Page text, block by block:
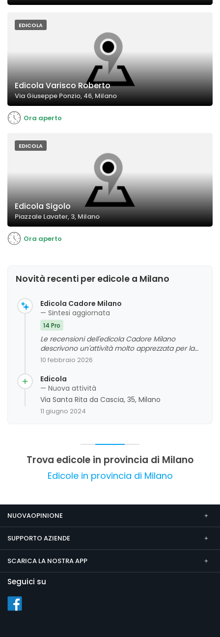
EDICOLA
Edicola Varisco Roberto
Via Giuseppe Ponzio, 46, Milano
Ora aperto
EDICOLA
Edicola Sigolo
Piazzale Lavater, 3, Milano
Ora aperto
Novità recenti per edicole a Milano
Edicola Cadore Milano
— Sintesi aggiornata
14 Pro
Le recensioni dell'edicola Cadore Milano
descrivono un'attività molto apprezzata per la
sua varietà di pubblicazioni, l'atmosfera
evidenzia principalmente la cortesia, la
professionalità e la disponibilità del personale, in
particolare del titolare Massimo, considerato
una risorsa per il quartiere. Sono stati riscontrati
pochi aspetti da migliorare, con alcuni
competenza del personale, che contribuiscono
10 febbraio 2026
Edicola
— Nuova attività
Via Santa Rita da Cascia, 35, Milano
11 giugno 2024
Trova edicole in provincia di Milano
Edicole in provincia di Milano
NUOVAOPINIONE
SUPPORTO AZIENDE
SCARICA LA NOSTRA APP
Seguici su